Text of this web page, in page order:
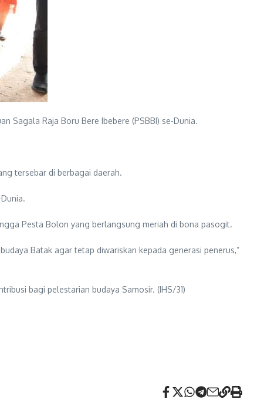
Sagala Raja Boru Bere Ibebere (PSBBI) se-Dunia.
tersebar di berbagai daerah.
Pesta Bolon yang berlangsung meriah di bona pasogit.
Batak agar tetap diwariskan kepada generasi penerus,”
bagi pelestarian budaya Samosir. (IHS/31)